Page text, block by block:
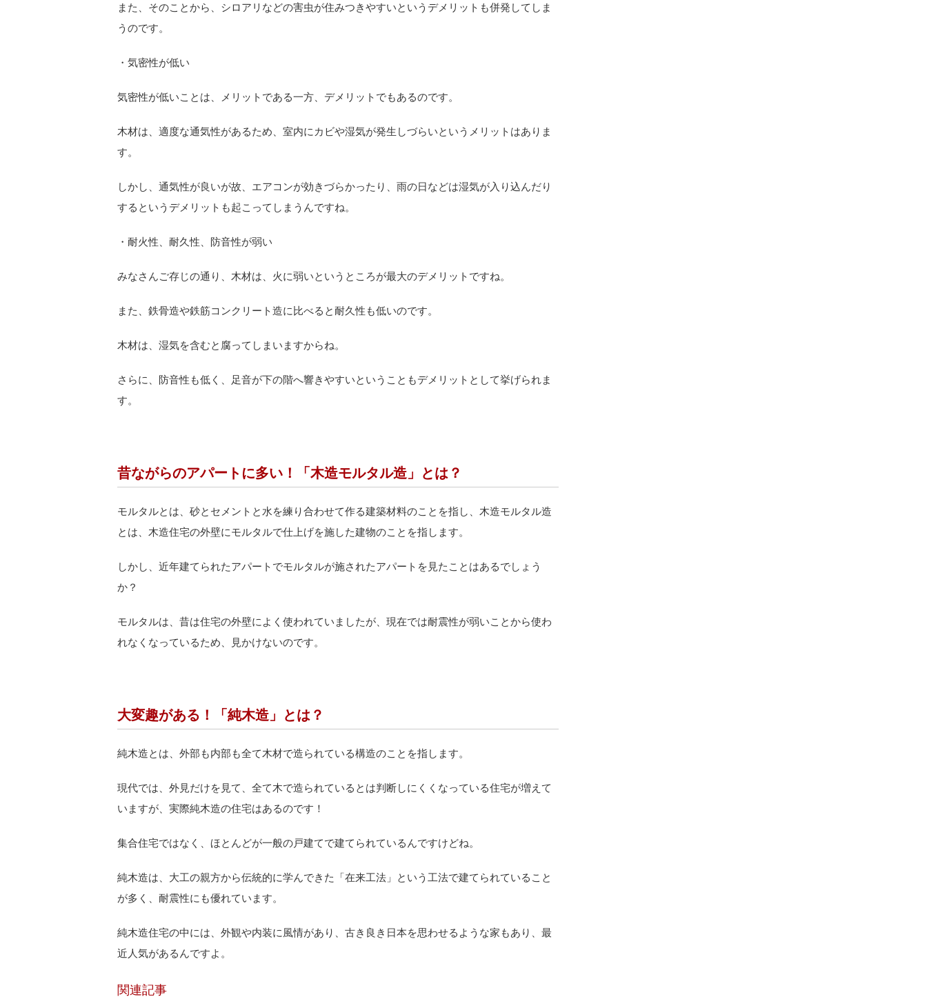
また、そのことから、シロアリなどの害虫が住みつきやすいというデメリットも併発してしま
うのです。
・気密性が低い
気密性が低いことは、メリットである一方、デメリットでもあるのです。
木材は、適度な通気性があるため、室内にカビや湿気が発生しづらいというメリットはありま
す。
しかし、通気性が良いが故、エアコンが効きづらかったり、雨の日などは湿気が入り込んだり
するというデメリットも起こってしまうんですね。
・耐火性、耐久性、防音性が弱い
みなさんご存じの通り、木材は、火に弱いというところが最大のデメリットですね。
また、鉄骨造や鉄筋コンクリート造に比べると耐久性も低いのです。
木材は、湿気を含むと腐ってしまいますからね。
さらに、防音性も低く、足音が下の階へ響きやすいということもデメリットとして挙げられま
す。
昔ながらのアパートに多い！「木造モルタル造」とは？
モルタルとは、砂とセメントと水を練り合わせて作る建築材料のことを指し、木造モルタル造
とは、木造住宅の外壁にモルタルで仕上げを施した建物のことを指します。
しかし、近年建てられたアパートでモルタルが施されたアパートを見たことはあるでしょう
か？
モルタルは、昔は住宅の外壁によく使われていましたが、現在では耐震性が弱いことから使わ
れなくなっているため、見かけないのです。
大変趣がある！「純木造」とは？
純木造とは、外部も内部も全て木材で造られている構造のことを指します。
現代では、外見だけを見て、全て木で造られているとは判断しにくくなっている住宅が増えて
いますが、実際純木造の住宅はあるのです！
集合住宅ではなく、ほとんどが一般の戸建てで建てられているんですけどね。
純木造は、大工の親方から伝統的に学んできた「在来工法」という工法で建てられていること
が多く、耐震性にも優れています。
純木造住宅の中には、外観や内装に風情があり、古き良き日本を思わせるような家もあり、最
近人気があるんですよ。
関連記事